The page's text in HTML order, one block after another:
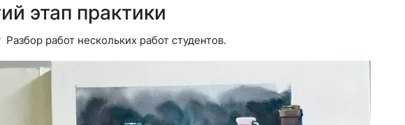
этап практики
Разбор работ нескольких работ студентов.